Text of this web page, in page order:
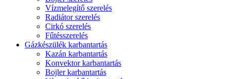
Vízmelegítő szerelés
Radiátor szerelés
Cirkó szerelés
Fűtésszerelés
Gázkészülék karbantartás
Kazán karbantartás
Konvektor karbantartás
Bojler karbantartás